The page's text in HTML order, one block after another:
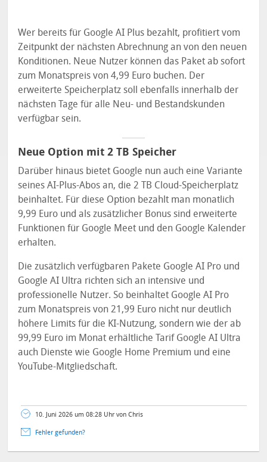
Wer bereits für Google AI Plus bezahlt, profitiert vom
Zeitpunkt der nächsten Abrechnung an von den neuen
Konditionen. Neue Nutzer können das Paket ab sofort
zum Monatspreis von 4,99 Euro buchen. Der
erweiterte Speicherplatz soll ebenfalls innerhalb der
nächsten Tage für alle Neu- und Bestandskunden
verfügbar sein.
Neue Option mit 2 TB Speicher
Darüber hinaus bietet Google nun auch eine Variante
seines AI-Plus-Abos an, die 2 TB Cloud-Speicherplatz
beinhaltet. Für diese Option bezahlt man monatlich
9,99 Euro und als zusätzlicher Bonus sind erweiterte
Funktionen für Google Meet und den Google Kalender
erhalten.
Die zusätzlich verfügbaren Pakete Google AI Pro und
Google AI Ultra richten sich an intensive und
professionelle Nutzer. So beinhaltet Google AI Pro
zum Monatspreis von 21,99 Euro nicht nur deutlich
höhere Limits für die KI-Nutzung, sondern wie der ab
99,99 Euro im Monat erhältliche Tarif Google AI Ultra
auch Dienste wie Google Home Premium und eine
YouTube-Mitgliedschaft.
10. Juni 2026 um 08:28 Uhr von Chris
Fehler gefunden?